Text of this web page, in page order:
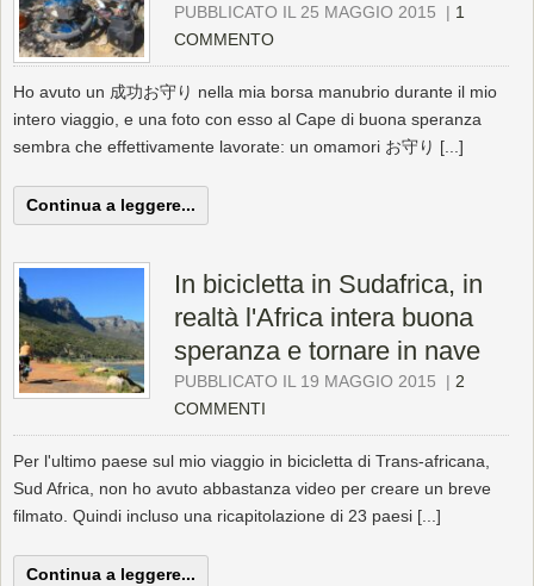
PUBBLICATO IL 25 MAGGIO 2015 | 1
COMMENTO
Ho avuto un 成功お守り nella mia borsa manubrio durante il mio
intero viaggio, e una foto con esso al Cape di buona speranza
sembra che effettivamente lavorate: un omamori お守り [...]
Continua a leggere...
In bicicletta in Sudafrica, in
realtà l'Africa intera buona
speranza e tornare in nave
PUBBLICATO IL 19 MAGGIO 2015 | 2
COMMENTI
Per l'ultimo paese sul mio viaggio in bicicletta di Trans-africana,
Sud Africa, non ho avuto abbastanza video per creare un breve
filmato. Quindi incluso una ricapitolazione di 23 paesi [...]
Continua a leggere...